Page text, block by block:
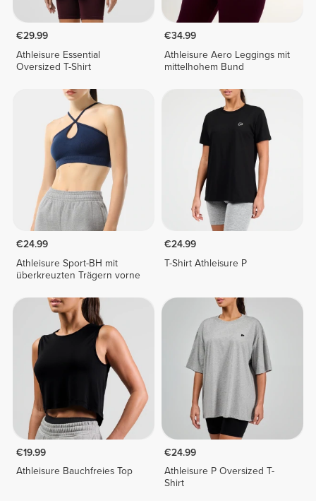
€29.99
Athleisure Essential
Oversized T-Shirt
€34.99
Athleisure Aero Leggings mit
mittelhohem Bund
€24.99
Athleisure Sport-BH mit
überkreuzten Trägern vorne
€24.99
T-Shirt Athleisure P
€19.99
Athleisure Bauchfreies Top
€24.99
Athleisure P Oversized T-
Shirt